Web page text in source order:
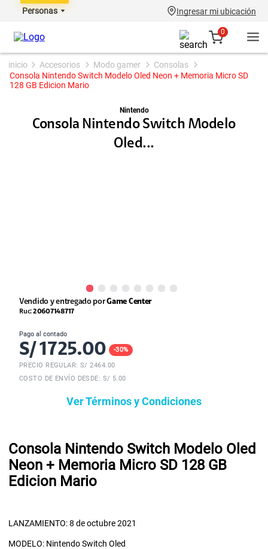
Personas Ingresar mi ubicación
0
accesorios modo gamer
consolas
Consola Nintendo Switch Modelo Oled Neon + Memoria Micro SD
128 GB Edicion Mario
Nintendo
Consola Nintendo Switch Modelo
Oled...
Vendido y entregado porGame Center
Ruc:20607148717
Pago al contado
S/1725.00 -30%
PRECIO REGULAR: S/2464.00
COSTO DE ENVÍO DESDE: S/ 5.00
Ver Términos y Condiciones
Consola Nintendo Switch Modelo Oled
Neon + Memoria Micro SD 128 GB
Edicion Mario
LANZAMIENTO: 8 de octubre 2021
MODELO: Nintendo Switch Oled